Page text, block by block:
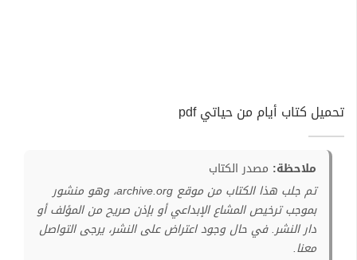
تحميل كتاب أيام من حياتي pdf
ملاحظة: مصدر الكتاب
تم جلب هذا الكتاب من موقع archive.org، وهو منشور
بموجب ترخيص المشاع الإبداعي أو بإذن صريح من المؤلف أو
دار النشر. في حال وجود اعتراض على النشر، يرجى التواصل
معنا.